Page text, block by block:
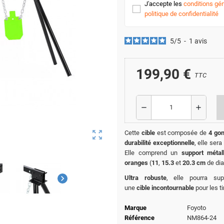
zoom_out_map
chevron_right
J'accepte les conditions
politique de confidentialité
5/5 - 1 avis
199,90 € TTC
remove add
Cette cible est composée de 4
durabilité exceptionnelle, elle
Elle comprend un support
oranges (11 , 15.3 et 20.3 cm de
Ultra
robuste, elle pourra
une cible incontournable pour les
Marque
Foyoto
Référence
NM864-24